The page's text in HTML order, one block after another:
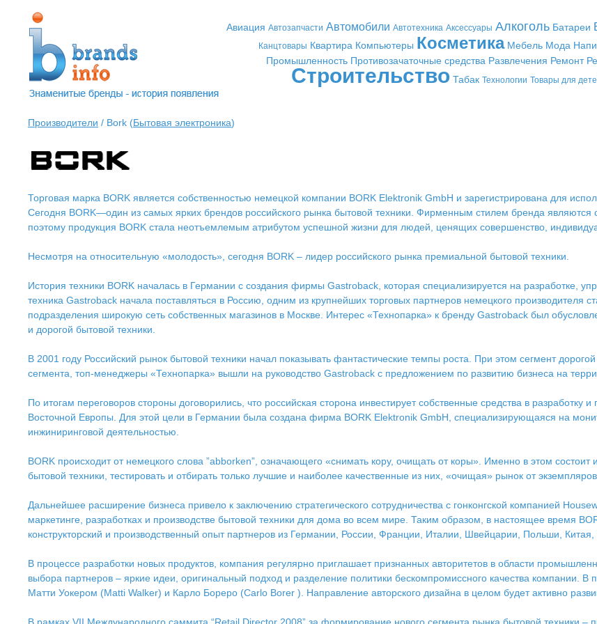
Авиация Автозапчасти Автомобили Автотехника Аксессуары Алкоголь Батареи
Канцтовары Квартира Компьютеры Косметика Мебель Мода
Промышленность Противозачаточные средства Развлечения Ремонт
Строительство Табак Технологии Товары для
Производители / Bork (Бытовая электроника)
Торговая марка BORK является собственностью немецкой компании BORK Elektronik GmbH и зарегистрирована для
Сегодня BORK—один из самых ярких брендов российского рынка бытовой техники. Фирменным стилем бренда
поэтому продукция BORK стала неотъемлемым атрибутом успешной жизни для людей, ценящих совершенство,
Несмотря на относительную «молодость», сегодня BORK – лидер российского рынка премиальной бытовой техники.
История техники BORK началась в Германии с создания фирмы Gastroback, которая специализируется на разработке,
техника Gastroback начала поставляться в Россию, одним из крупнейших торговых партнеров немецкого производителя
подразделения широкую сеть собственных магазинов в Москве. Интерес «Технопарка» к бренду Gastroback был
и дорогой бытовой техники.
В 2001 году Российский рынок бытовой техники начал показывать фантастические темпы роста. При этом сегмент
сегмента, топ-менеджеры «Технопарка» вышли на руководство Gastroback с предложением по развитию бизнеса на
По итогам переговоров стороны договорились, что российская сторона инвестирует собственные средства в
Восточной Европы. Для этой цели в Германии была создана фирма BORK Elektronik GmbH, специализирующаяся на
инжиниринговой деятельностью.
BORK происходит от немецкого слова ”abborken”, означающего «снимать кору, очищать от коры». Именно в этом
бытовой техники, тестировать и отбирать только лучшие и наиболее качественные из них, «очищая» рынок от экземпляров
Дальнейшее расширение бизнеса привело к заключению стратегического сотрудничества с гонконгской компанией
маркетинге, разработках и производстве бытовой техники для дома во всем мире. Таким образом, в настоящее время
конструкторский и производственный опыт партнеров из Германии, России, Франции, Италии, Швейцарии, Польши, Китая,
В процессе разработки новых продуктов, компания регулярно приглашает признанных авторитетов в области
выбора партнеров – яркие идеи, оригинальный подход и разделение политики бескомпромиссного качества компании.
Матти Уокером (Matti Walker) и Карло Бореро (Carlo Borer ). Направление авторского дизайна в целом будет активно